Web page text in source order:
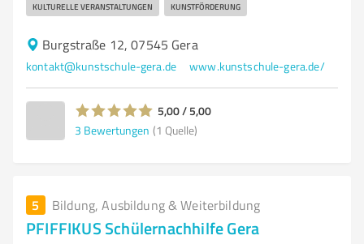
KULTURELLE VERANSTALTUNGEN KUNSTFÖRDERUNG
Burgstraße 12, 07545 Gera
kontakt@kunstschule-gera.de www.kunstschule-gera.de/
5,00 / 5,00
3 Bewertungen (1 Quelle)
5 Bildung, Ausbildung & Weiterbildung
PFIFFIKUS Schülernachhilfe Gera